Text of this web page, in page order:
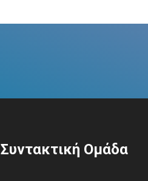
Συντακτική Ομάδα